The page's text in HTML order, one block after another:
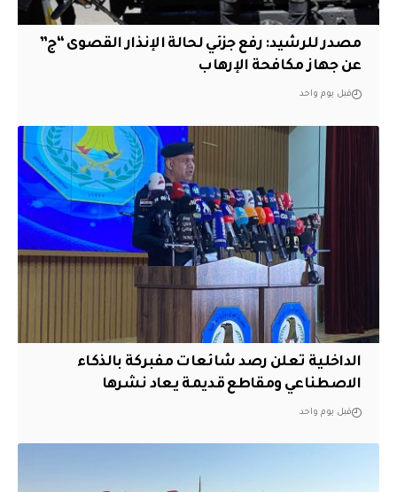
مصدر للرشيد: رفع جزئي لحالة الإنذار القصوى “ج”
عن جهاز مكافحة الإرهاب
قبل يوم واحد
الداخلية تعلن رصد شائعات مفبركة بالذكاء
الاصطناعي ومقاطع قديمة يعاد نشرها
قبل يوم واحد